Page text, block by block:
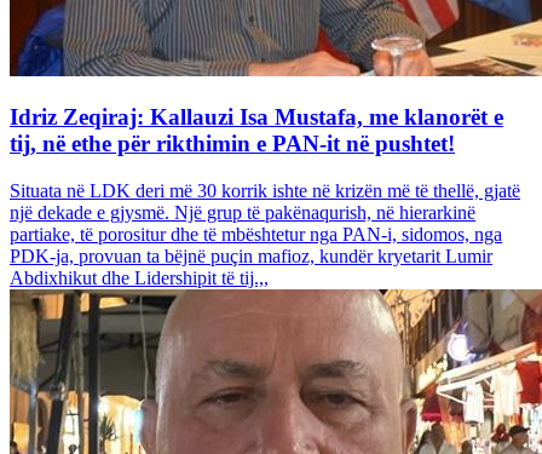
Idriz Zeqiraj: Kallauzi Isa Mustafa, me klanorët e
tij, në ethe për rikthimin e PAN-it në pushtet!
Situata në LDK deri më 30 korrik ishte në krizën më të thellë, gjatë
një dekade e gjysmë. Një grup të pakënaqurish, në hierarkinë
partiake, të porositur dhe të mbështetur nga PAN-i, sidomos, nga
PDK-ja, provuan ta bëjnë puçin mafioz, kundër kryetarit Lumir
Abdixhikut dhe Lidershipit të tij.,,